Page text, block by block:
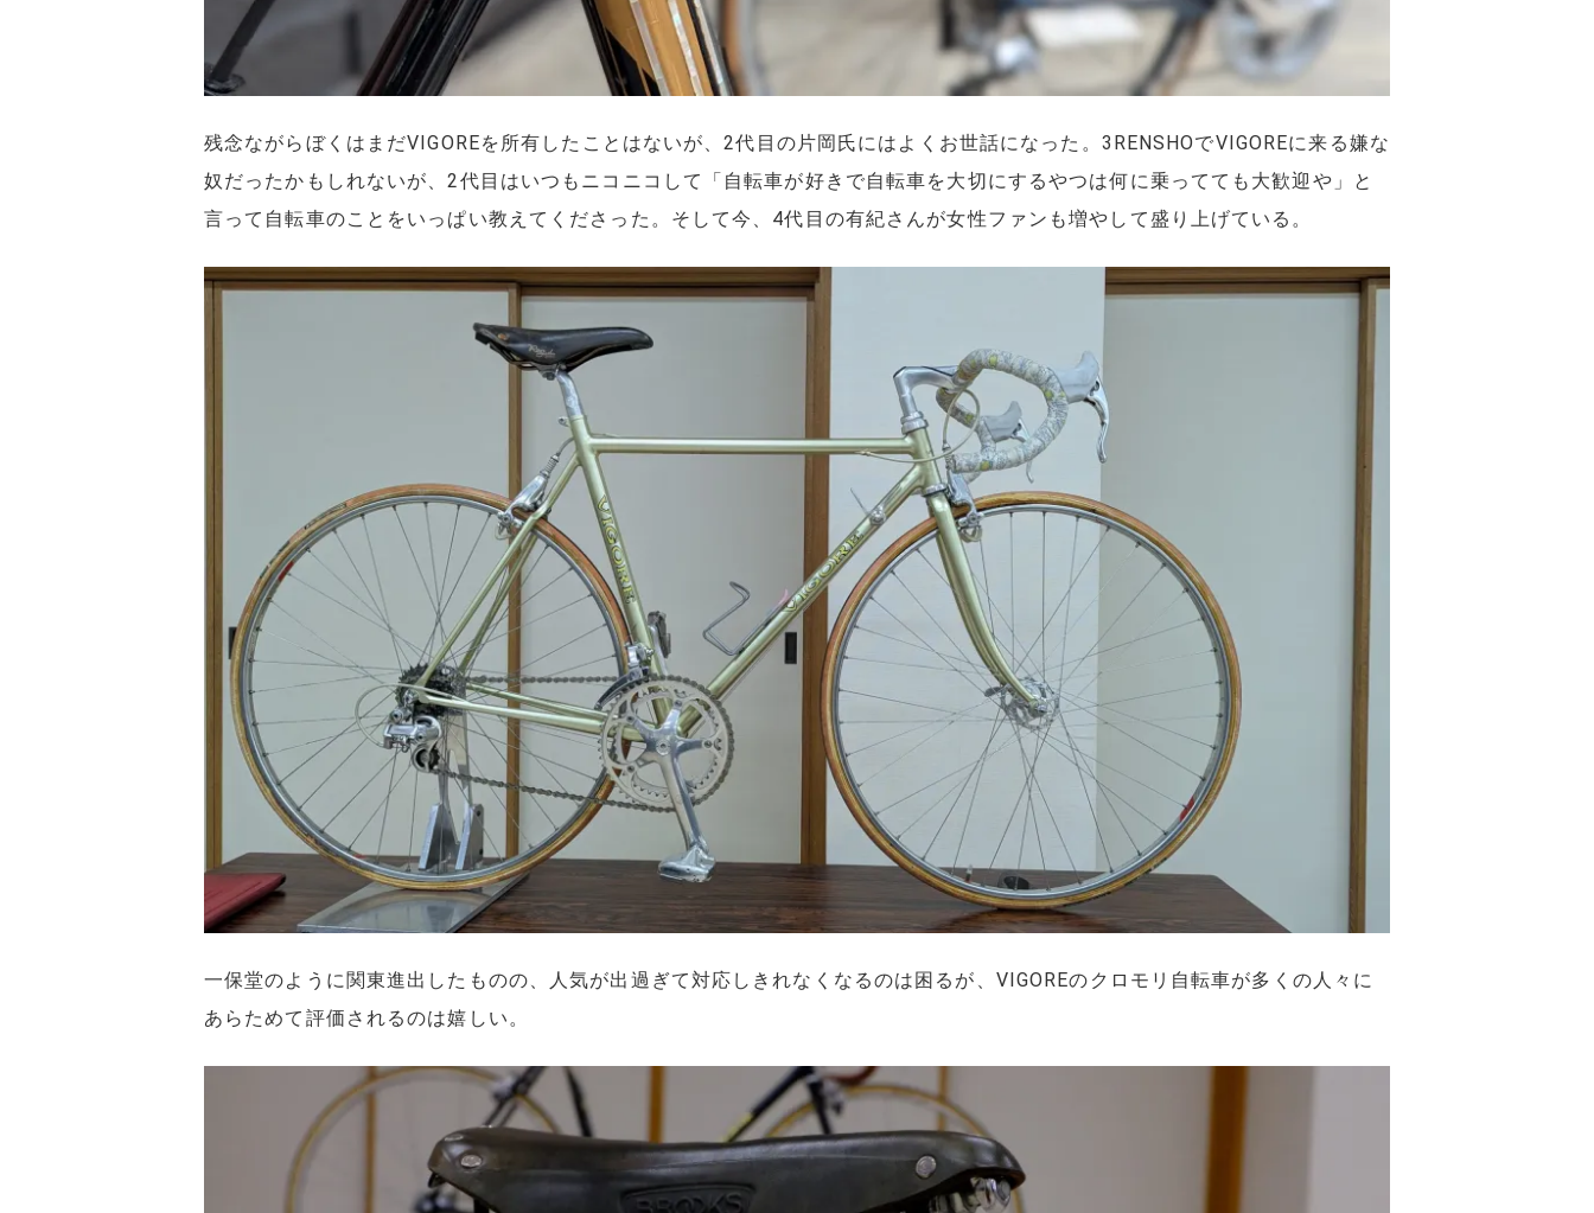
残念ながらぼくはまだVIGOREを所有したことはないが、2代目の片岡氏にはよくお世話になった。3RENSHOでVIGOREに来る嫌な
奴だったかもしれないが、2代目はいつもニコニコして「自転車が好きで自転車を大切にするやつは何に乗ってても大歓迎や」と
言って自転車のことをいっぱい教えてくださった。そして今、4代目の有紀さんが女性ファンも増やして盛り上げている。
一保堂のように関東進出したものの、人気が出過ぎて対応しきれなくなるのは困るが、VIGOREのクロモリ自転車が多くの人々に
あらためて評価されるのは嬉しい。